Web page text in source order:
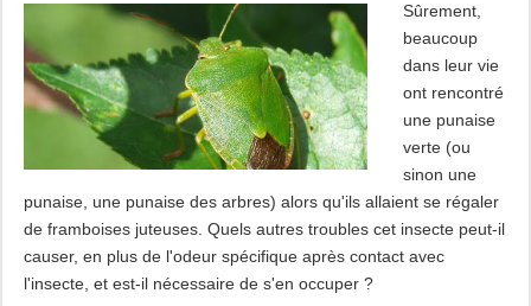
Sûrement,
beaucoup
dans leur vie
ont rencontré
une punaise
verte (ou
sinon une
punaise, une punaise des arbres) alors qu'ils allaient se régaler
de framboises juteuses. Quels autres troubles cet insecte peut-il
causer, en plus de l'odeur spécifique après contact avec
l'insecte, et est-il nécessaire de s'en occuper ?